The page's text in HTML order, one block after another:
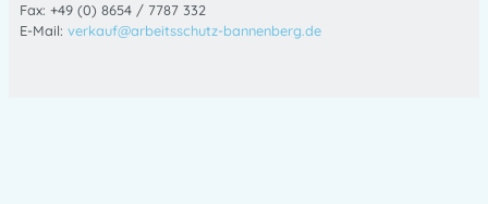
Fax: +49 (0) 8654 / 7787 332
E-Mail: verkauf@arbeitsschutz-bannenberg.de